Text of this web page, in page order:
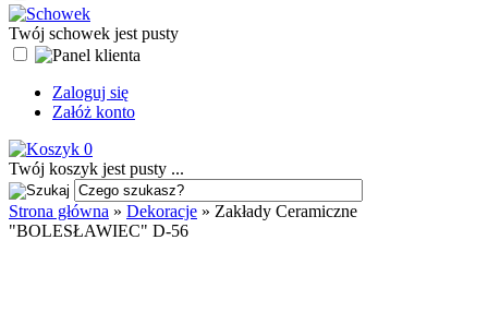
Twój schowek jest pusty
Zaloguj się
Załóż konto
0
Twój koszyk jest pusty ...
Strona główna » Dekoracje » Zakłady Ceramiczne
"BOLESŁAWIEC" D-56